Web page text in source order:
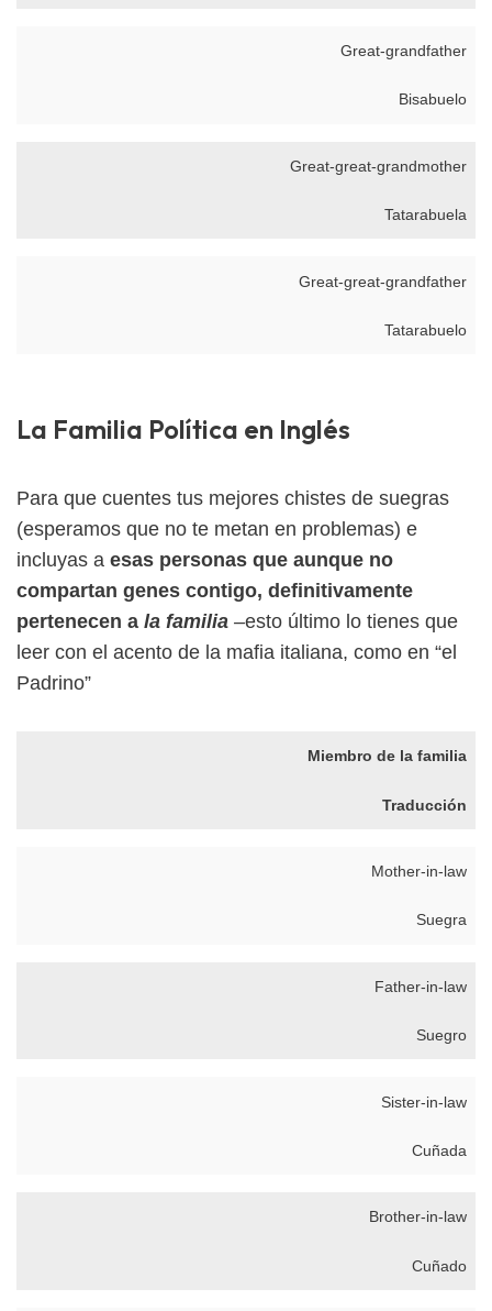
Great-grandfather
Bisabuelo
Great-great-grandmother
Tatarabuela
Great-great-grandfather
Tatarabuelo
La Familia Política en Inglés
Para que cuentes tus mejores chistes de suegras
(esperamos que no te metan en problemas) e
incluyas a esas personas que aunque no
compartan genes contigo, definitivamente
pertenecen a la familia –esto último lo tienes que
leer con el acento de la mafia italiana, como en “el
Padrino”
Miembro de la familia
Traducción
Mother-in-law
Suegra
Father-in-law
Suegro
Sister-in-law
Cuñada
Brother-in-law
Cuñado